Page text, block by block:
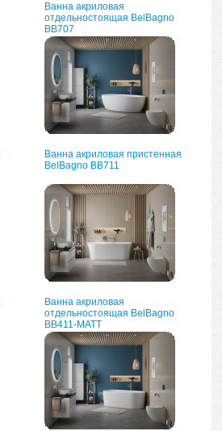
Ванна акриловая
отдельностоящая BelBagno
BB707
Ванна акриловая пристенная
BelBagno BB711
Ванна акриловая
отдельностоящая BelBagno
ВВ411-MATT